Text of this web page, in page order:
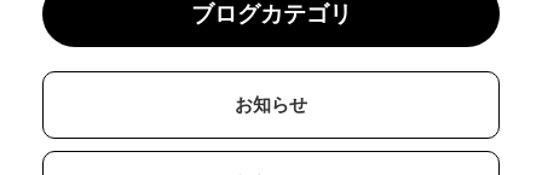
ブログカテゴリ
お知らせ